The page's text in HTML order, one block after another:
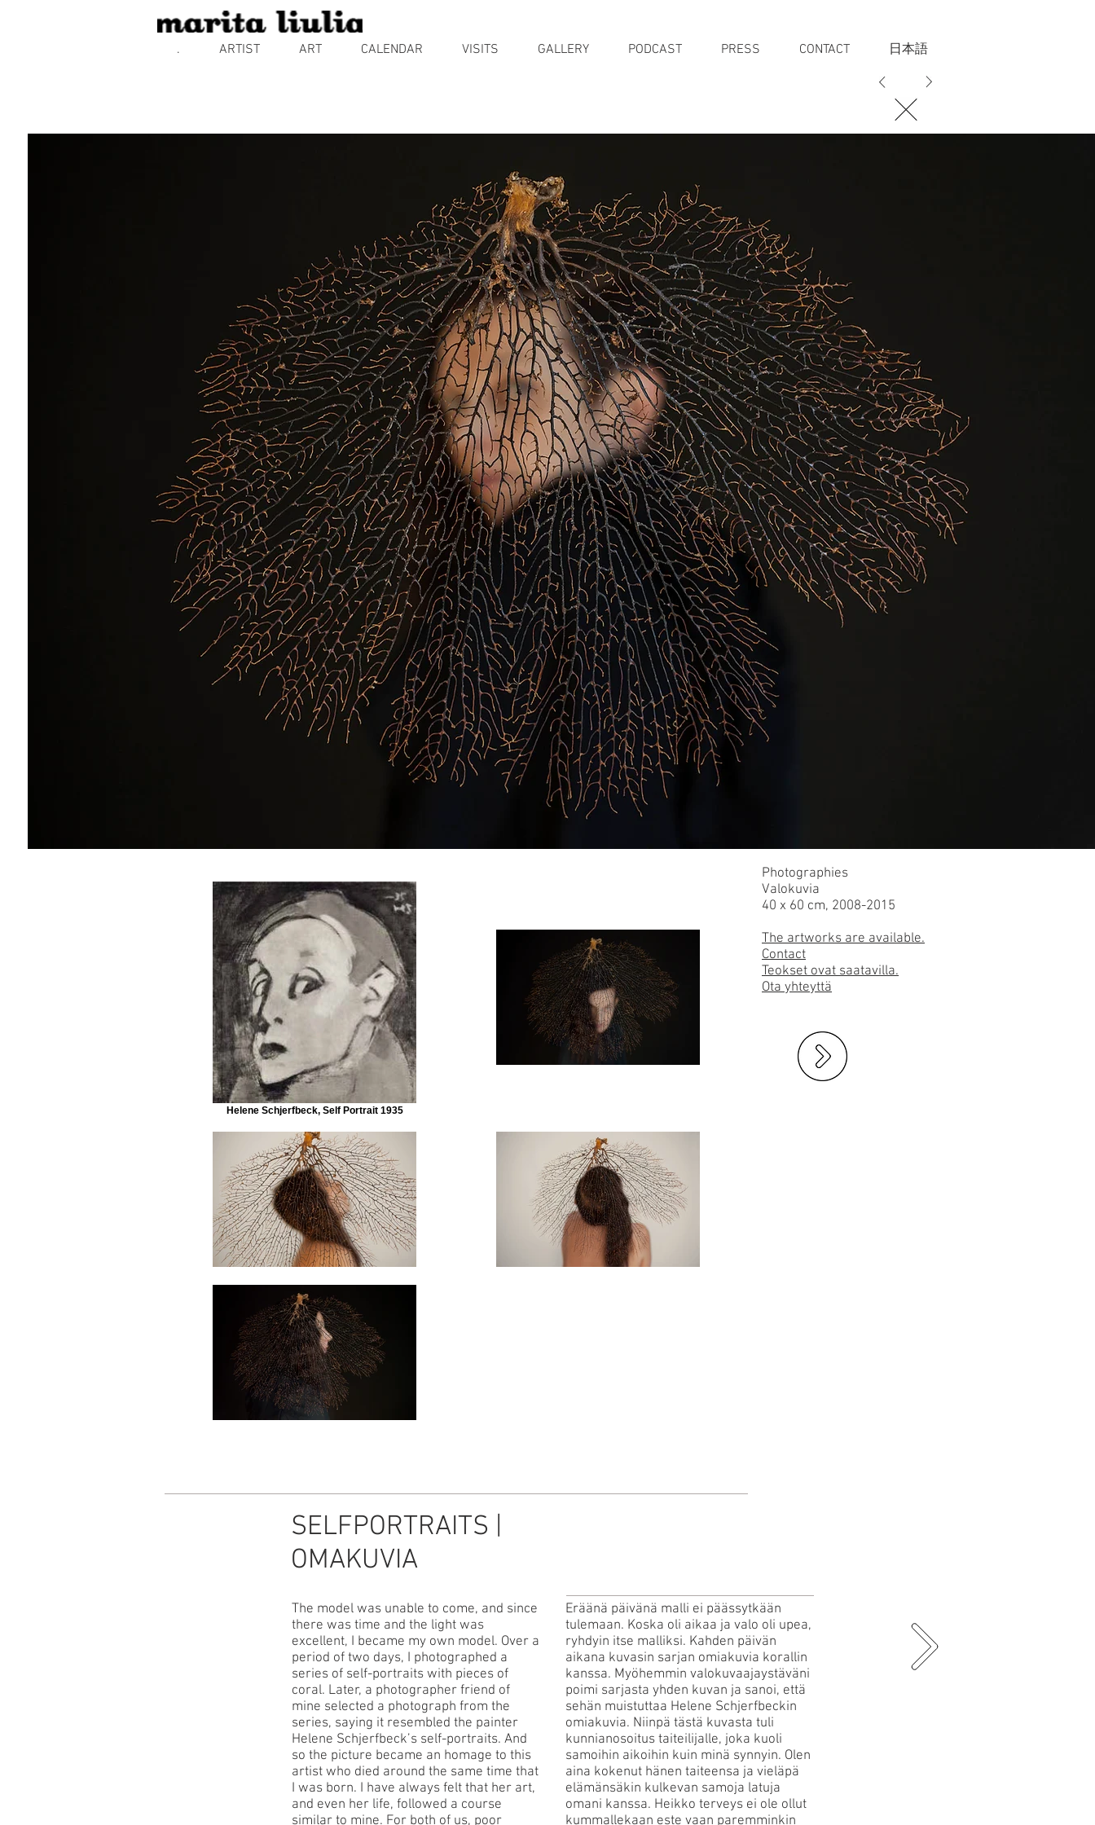
. ARTIST ART CALENDAR VISITS GALLERY PODCAST PRESS CONTACT 日本語
Helene Schjerfbeck, Self Portrait 1935
Photographies
Valokuvia
40 x 60 cm, 2008-2015
The artworks are available.
Contact
Teokset ovat saatavilla.
Ota yhteyttä
SELFPORTRAITS |
OMAKUVIA
The model was unable to come, and since
there was time and the light was
excellent, I became my own model. Over a
period of two days, I photographed a
series of self-portraits with pieces of
coral. Later, a photographer friend of
mine selected a photograph from the
series, saying it resembled the painter
Helene Schjerfbeck’s self-portraits. And
so the picture became an homage to this
artist who died around the same time that
I was born. I have always felt that her art,
and even her life, followed a course
similar to mine. For both of us, poor
Eräänä päivänä malli ei päässytkään
tulemaan. Koska oli aikaa ja valo oli upea,
ryhdyin itse malliksi. Kahden päivän
aikana kuvasin sarjan omiakuvia korallin
kanssa. Myöhemmin valokuvaajaystäväni
poimi sarjasta yhden kuvan ja sanoi, että
sehän muistuttaa Helene Schjerfbeckin
omiakuvia. Niinpä tästä kuvasta tuli
kunnianosoitus taiteilijalle, joka kuoli
samoihin aikoihin kuin minä synnyin. Olen
aina kokenut hänen taiteensa ja vieläpä
elämänsäkin kulkevan samoja latuja
omani kanssa. Heikko terveys ei ole ollut
kummallekaan este vaan paremminkin